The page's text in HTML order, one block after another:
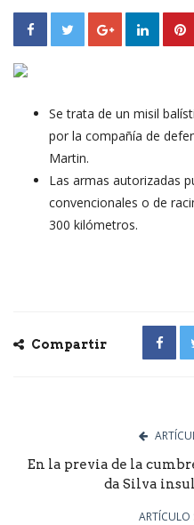
Se trata de un misil
por la compañía de
Martin.
Las armas autorizadas
convencionales o de
300 kilómetros.
Compartir
En la previa de la
da Silva
ARTÍCULO